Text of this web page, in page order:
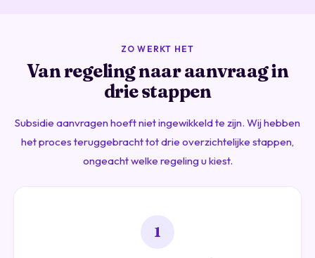
ZO WERKT HET
Van regeling naar aanvraag in
drie stappen
Subsidie aanvragen hoeft niet ingewikkeld te zijn. Wij hebben
het proces teruggebracht tot drie overzichtelijke stappen,
ongeacht welke regeling u kiest.
1